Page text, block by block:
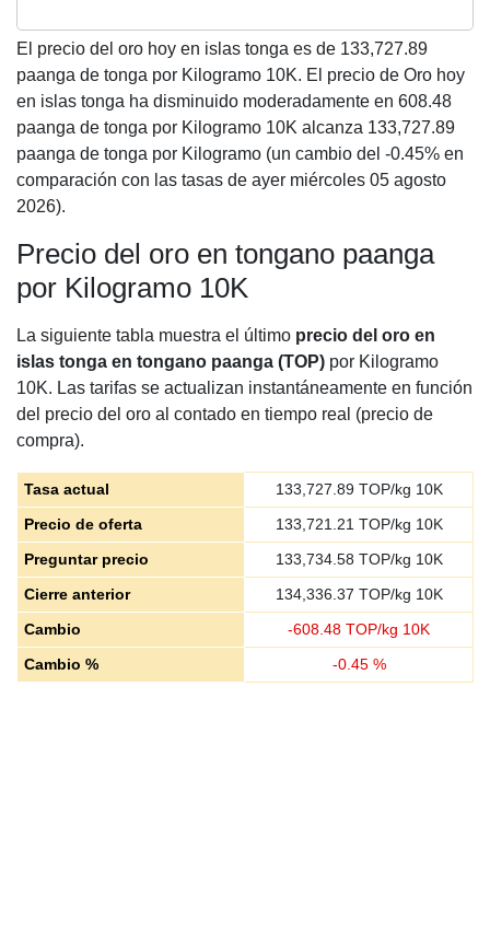
El precio del oro hoy en islas tonga es de 133,727.89
paanga de tonga por Kilogramo 10K. El precio de Oro hoy
en islas tonga ha disminuido moderadamente en 608.48
paanga de tonga por Kilogramo 10K alcanza 133,727.89
paanga de tonga por Kilogramo (un cambio del -0.45% en
comparación con las tasas de ayer miércoles 05 agosto
2026).
Precio del oro en tongano paanga
por Kilogramo 10K
La siguiente tabla muestra el último precio del oro en
islas tonga en tongano paanga (TOP) por Kilogramo
10K. Las tarifas se actualizan instantáneamente en función
del precio del oro al contado en tiempo real (precio de
compra).
Tasa actual 133,727.89TOP/kg 10K
Precio de oferta
133,721.21 TOP/kg 10K
Preguntar precio
133,734.58 TOP/kg 10K
Cierre anterior
134,336.37 TOP/kg 10K
Cambio
-608.48 TOP/kg 10K
Cambio %
-0.45%